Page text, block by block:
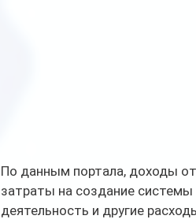
По данным портала, доходы
затраты на создание
деятельность и другие